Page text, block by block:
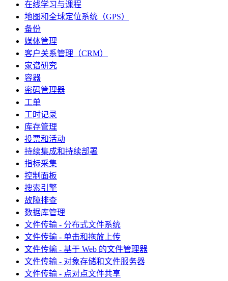
在线学习与课程
地图和全球定位系统（GPS）
备份
媒体管理
客户关系管理（CRM）
家谱研究
容器
密码管理器
工单
工时记录
库存管理
投票和活动
持续集成和持续部署
指标采集
控制面板
搜索引擎
故障排查
数据库管理
文件传输 - 分布式文件系统
文件传输 - 单击和拖放上传
文件传输 - 基于 Web 的文件管理器
文件传输 - 对象存储和文件服务器
文件传输 - 点对点文件共享